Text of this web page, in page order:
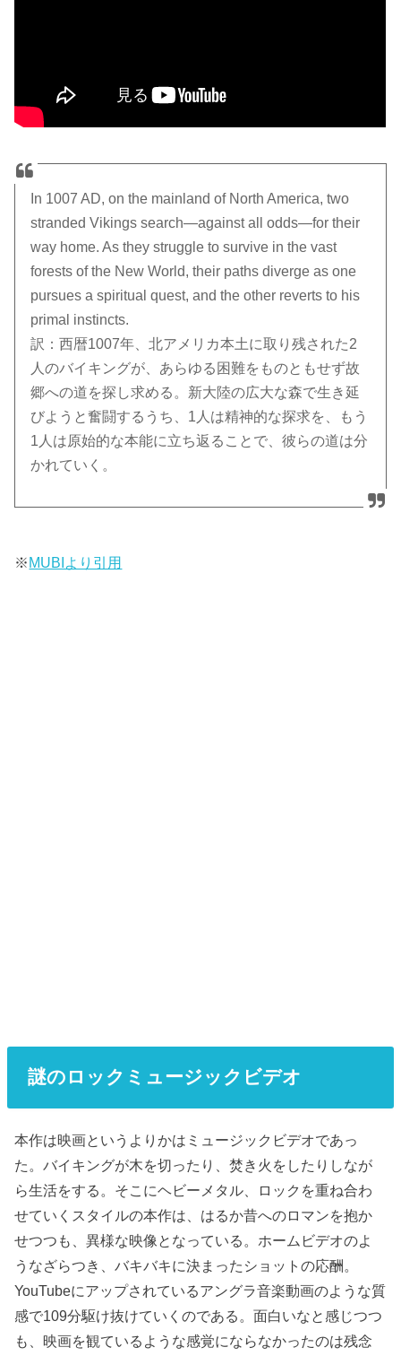
In 1007 AD, on the mainland of North America, two
stranded Vikings search—against all odds—for their
way home. As they struggle to survive in the vast
forests of the New World, their paths diverge as one
pursues a spiritual quest, and the other reverts to his
primal instincts.
訳：西暦1007年、北アメリカ本土に取り残された2
人のバイキングが、あらゆる困難をものともせず故
郷への道を探し求める。新大陸の広大な森で生き延
びようと奮闘するうち、1人は精神的な探求を、もう
1人は原始的な本能に立ち返ることで、彼らの道は分
かれていく。
※MUBIより引用
謎のロックミュージックビデオ
本作は映画というよりかはミュージックビデオであっ
た。バイキングが木を切ったり、焚き火をしたりしなが
ら生活をする。そこにヘビーメタル、ロックを重ね合わ
せていくスタイルの本作は、はるか昔へのロマンを抱か
せつつも、異様な映像となっている。ホームビデオのよ
うなざらつき、バキバキに決まったショットの応酬。
YouTubeにアップされているアングラ音楽動画のような質
感で109分駆け抜けていくのである。面白いなと感じつつ
も、映画を観ているような感覚にならなかったのは残念